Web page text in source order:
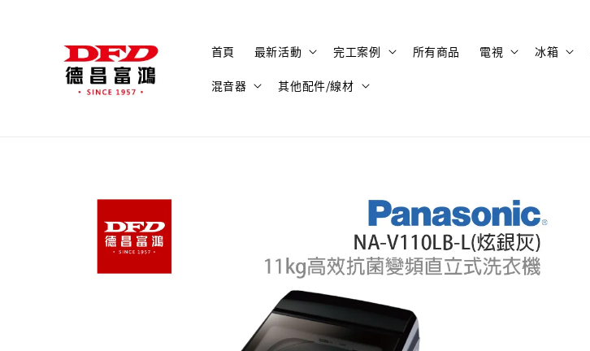
首頁 最新活動 完工案例 所有商品 電視 冰箱
混音器 其他配件/線材